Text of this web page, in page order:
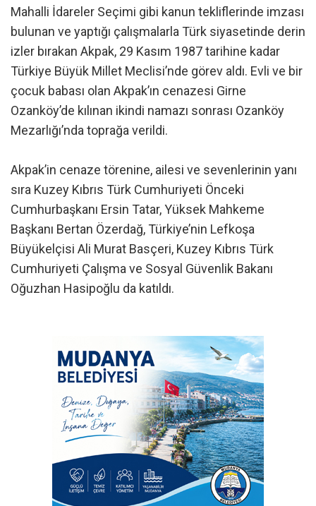
Mahalli İdareler Seçimi gibi kanun tekliflerinde imzası
bulunan ve yaptığı çalışmalarla Türk siyasetinde derin
izler bırakan Akpak, 29 Kasım 1987 tarihine kadar
Türkiye Büyük Millet Meclisi’nde görev aldı. Evli ve bir
çocuk babası olan Akpak’ın cenazesi Girne
Ozanköy’de kılınan ikindi namazı sonrası Ozanköy
Mezarlığı’nda toprağa verildi.
Akpak’in cenaze törenine, ailesi ve sevenlerinin yanı
sıra Kuzey Kıbrıs Türk Cumhuriyeti Önceki
Cumhurbaşkanı Ersin Tatar, Yüksek Mahkeme
Başkanı Bertan Özerdağ, Türkiye’nin Lefkoşa
Büyükelçisi Ali Murat Basçeri, Kuzey Kıbrıs Türk
Cumhuriyeti Çalışma ve Sosyal Güvenlik Bakanı
Oğuzhan Hasipoğlu da katıldı.